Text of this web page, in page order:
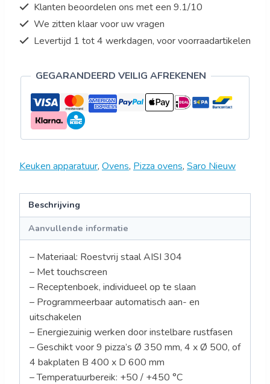
Klanten beoordelen ons met een 9.1/10
We zitten klaar voor uw vragen
Levertijd 1 tot 4 werkdagen, voor voorraadartikelen
GEGARANDEERD VEILIG AFREKENEN
Keuken apparatuur, Ovens, Pizza ovens, Saro Nieuw
Beschrijving
Aanvullende informatie
– Materiaal: Roestvrij staal AISI 304
– Met touchscreen
– Receptenboek, individueel op te slaan
– Programmeerbaar automatisch aan- en
uitschakelen
– Energiezuinig werken door instelbare rustfasen
– Geschikt voor 9 pizza’s Ø 350 mm, 4 x Ø 500, of
4 bakplaten B 400 x D 600 mm
– Temperatuurbereik: +50 / +450 °C